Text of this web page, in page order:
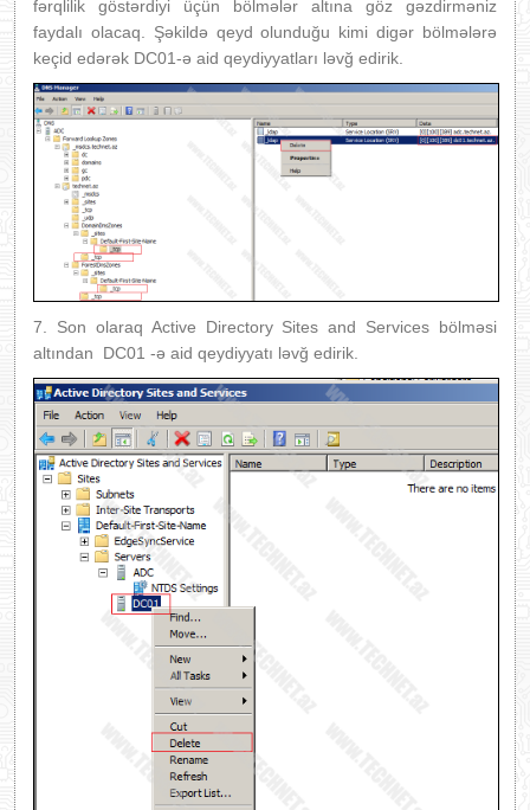
fərqlilik göstərdiyi üçün bölmələr altına göz gəzdirməniz
faydalı olacaq. Şəkildə qeyd olunduğu kimi digər bölmələrə
keçid edərək DC01-ə aid qeydiyyatları ləvğ edirik.
7. Son olaraq Active Directory Sites and Services bölməsi
altından DC01 -ə aid qeydiyyatı ləvğ edirik.